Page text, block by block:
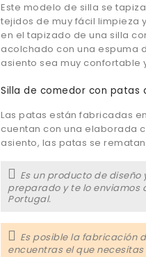
Este modelo de silla se
tejidos de muy fácil limpieza
en el tapizado de una silla
acolchado con una espuma
asiento sea muy confortable
Silla de comedor con patas
Las patas están fabricadas
cuentan con una elaborada
asiento, las patas se
Es un producto de
preparado y te lo enviamos
Portugal.
Es posible la fabricación
encuentras el que